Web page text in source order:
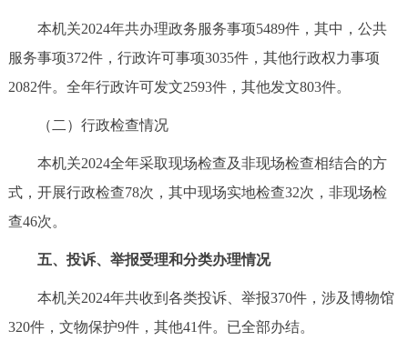
本机关2024年共办理政务服务事项5489件，其中，公共
服务事项372件，行政许可事项3035件，其他行政权力事项
2082件。全年行政许可发文2593件，其他发文803件。
（二）行政检查情况
本机关2024全年采取现场检查及非现场检查相结合的方
式，开展行政检查78次，其中现场实地检查32次，非现场检
查46次。
五、投诉、举报受理和分类办理情况
本机关2024年共收到各类投诉、举报370件，涉及博物馆
320件，文物保护9件，其他41件。已全部办结。